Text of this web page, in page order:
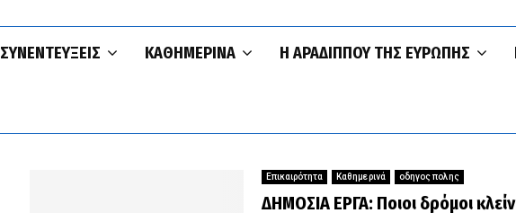
ΣΥΝΕΝΤΕΥΞΕΙΣ ΚΑΘΗΜΕΡΙΝΆ Η ΑΡΑΔΊΠΠΟΥ ΤΗΣ ΕΥΡΏΠΗΣ
Επικαιρότητα Καθημερινά οδηγος πολης
ΔΗΜΟΣΙΑ ΕΡΓΑ: Ποιοι δρόμοι